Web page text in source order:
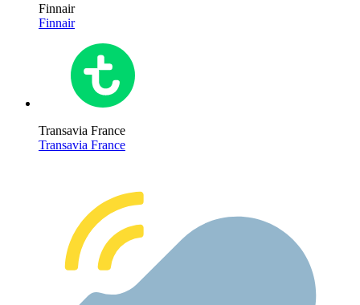
Finnair
Finnair
Transavia France
Transavia France